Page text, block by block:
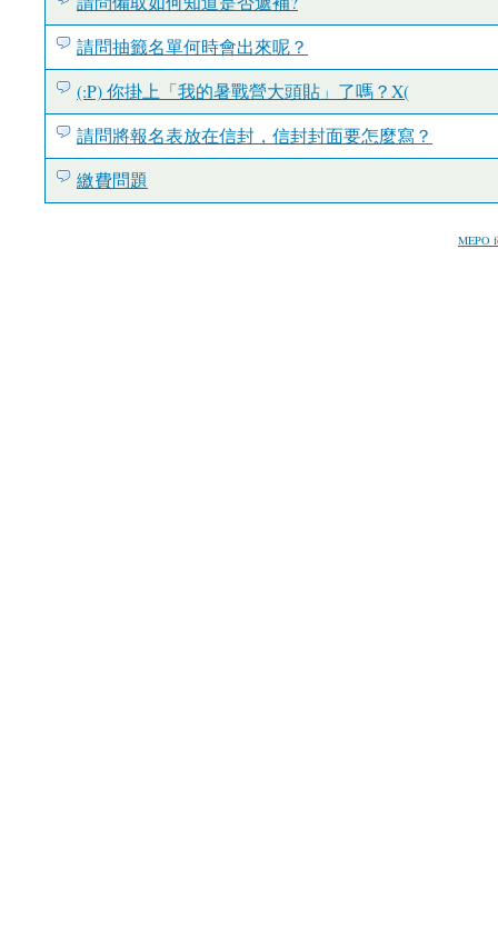
請問抽籤名單何時會出來呢？
(:P) 你掛上「我的暑戰營大頭貼」了嗎？X(
請問將報名表放在信封，信封封面要怎麼寫？
繳費問題
MEPO